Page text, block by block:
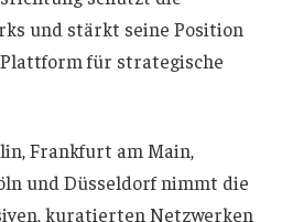
und stärkt seine Position
für strategische
Frankfurt am Main,
und Düsseldorf nimmt die
kuratierten Netzwerken